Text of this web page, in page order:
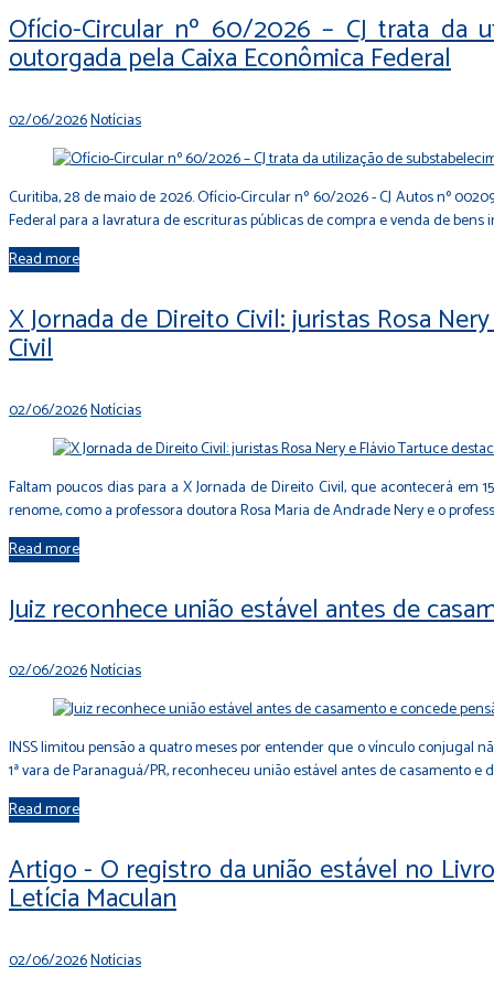
Dia:
2
de
junho
de
2026
Ofício-Circular nº 60/2026 – CJ trata da
outorgada pela Caixa Econômica Federal
02/06/2026Notícias
Curitiba, 28 de maio de 2026. Ofício-Circular nº 60/2026 - CJ Autos nº
Federal para a lavratura de escrituras públicas de compra e venda de
Read more
X Jornada de Direito Civil: juristas Rosa
Civil
02/06/2026Notícias
Faltam poucos dias para a X Jornada de Direito Civil, que acontecerá em
renome, como a professora doutora Rosa Maria de Andrade Nery e o
Read more
Juiz reconhece união estável antes de
02/06/2026Notícias
INSS limitou pensão a quatro meses por entender que o vínculo conjugal
1ª vara de Paranaguá/PR, reconheceu união estável antes de casamento
Read more
Artigo - O registro da união estável no
Letícia Maculan
02/06/2026Notícias